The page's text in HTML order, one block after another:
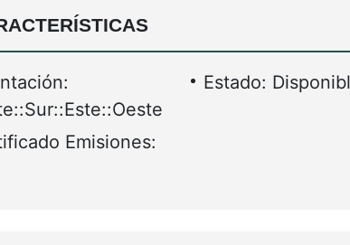
Estado:
Emisiones: